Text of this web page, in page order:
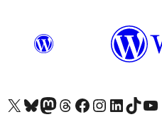
Vizitoni llogarinë tonë X (ish Twitter)
Vizitoni llogarinë tonë Bluesky
Vizitoni llogarinë tonë Mastodon
Vizitoni llogarinë tonë Threads
Vizitoni faqen tonë në Facebook
Vizitoni llogarinë tonë
Vizitoni llogarinë tonë
Vizitoni llogarinëVizitoni